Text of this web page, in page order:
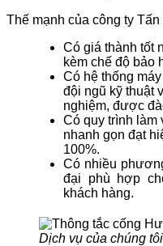
Thế mạnh của công ty Tấn
Có giá thành tốt
kèm chế độ bảo
Có hệ thống
đội ngũ kỹ thuật
nghiệm, được
Có quy trình làm
nhanh gọn đạt
100%.
Có nhiều
đại phù hợp
khách hàng.
Dịch vụ của chúng